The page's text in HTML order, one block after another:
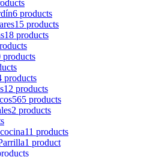
6 products
15 products
18 products
products
products
12 products
565 products
2 products
11 products
1 product